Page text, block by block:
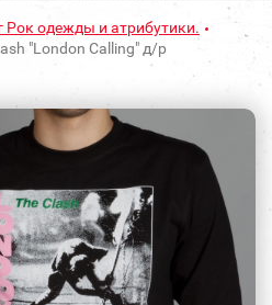
Рок одежды и атрибутики.
"London Calling" д/р